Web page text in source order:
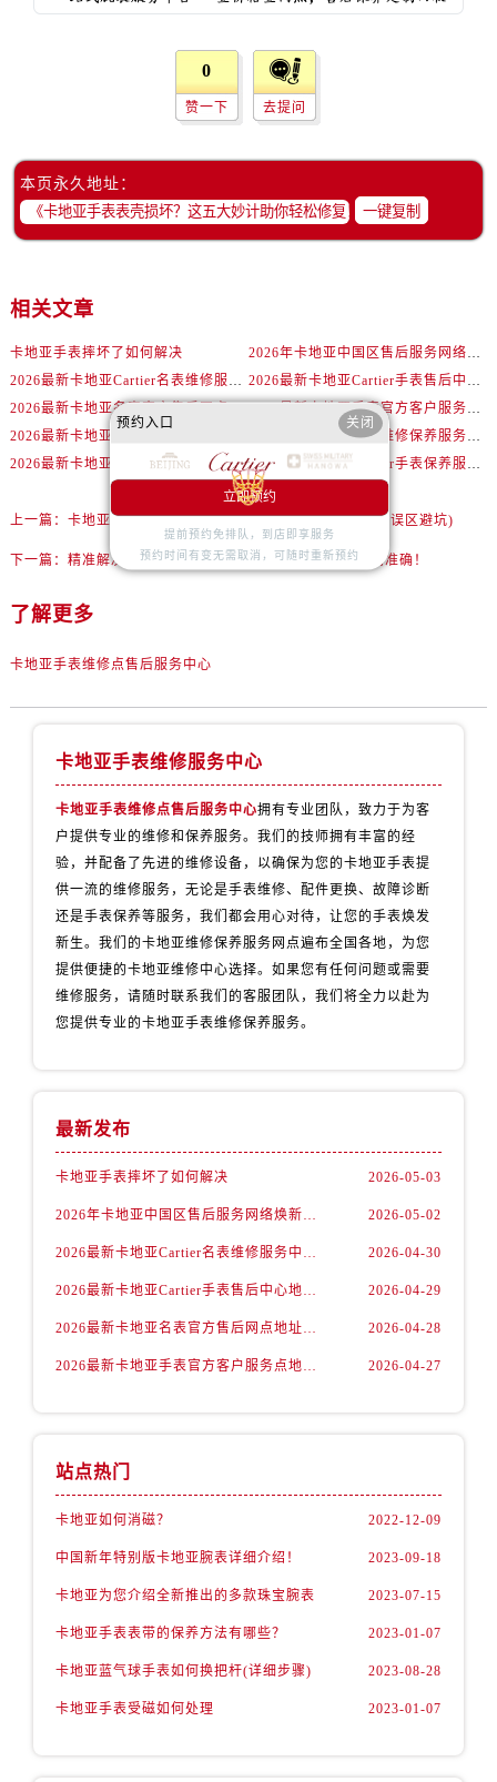
0
赞一下 去提问
本页永久地址：
一键复制
相关文章
卡地亚手表摔坏了如何解决
2026最新卡地亚名表官方售后网点地址考察报告
2026最新卡地亚腕表售后中心地址考察报告
上一篇： 卡地亚表壳破裂解决办法详解(专业维修建议与常见误区避坑)
下一篇： 精准解决卡地亚手表走快之谜，一文助你恢复时间准确！
了解更多
卡地亚手表维修点售后服务中心
卡地亚手表维修服务中心
卡地亚手表维修点售后服务中心拥有专业团队，致力于为客
户提供专业的维修和保养服务。我们的技师拥有丰富的经
验，并配备了先进的维修设备，以确保为您的卡地亚手表提
供一流的维修服务，无论是手表维修、配件更换、故障诊断
还是手表保养等服务，我们都会用心对待，让您的手表焕发
新生。我们的卡地亚维修保养服务网点遍布全国各地，为您
提供便捷的卡地亚维修中心选择。如果您有任何问题或需要
维修服务，请随时联系我们的客服团队，我们将全力以赴为
您提供专业的卡地亚手表维修保养服务。
最新发布
卡地亚手表摔坏了如何解决 2026-05-03
2026-05-02
2026-04-30
2026-04-29
2026-04-28
2026-04-27
站点热门
卡地亚如何消磁？ 2022-12-09
中国新年特别版卡地亚腕表详细介绍！ 2023-09-18
卡地亚为您介绍全新推出的多款珠宝腕表 2023-07-15
卡地亚手表表带的保养方法有哪些？ 2023-01-07
卡地亚蓝气球手表如何换把杆(详细步骤) 2023-08-28
卡地亚手表受磁如何处理 2023-01-07
预约入口 关闭
立即预约
提前预约免排队，到店即享服务
预约时间有变无需取消，可随时重新预约